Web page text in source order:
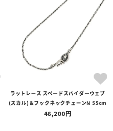
ラットレース スペードスパイダーウェブ
(スカル)＆フックネックチェーンN 55cm
46,200